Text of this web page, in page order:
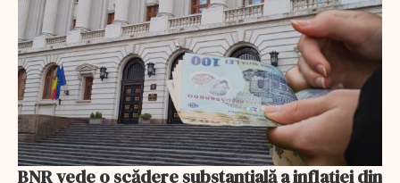
BNR vede o scădere substanţială a inflaţiei din